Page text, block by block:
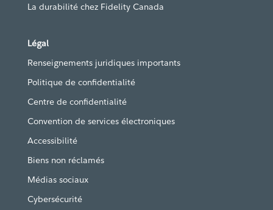
La durabilité chez Fidelity Canada
Légal
Renseignements juridiques importants
Politique de confidentialité
Centre de confidentialité
Convention de services électroniques
Accessibilité
Biens non réclamés
Médias sociaux
Cybersécurité